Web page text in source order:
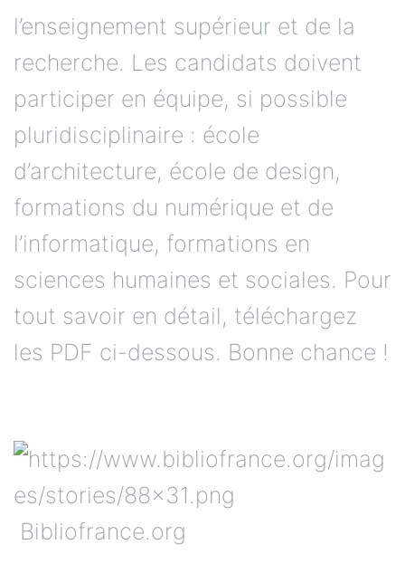
l’enseignement supérieur et de la
recherche. Les candidats doivent
participer en équipe, si possible
pluridisciplinaire : école
d’architecture, école de design,
formations du numérique et de
l’informatique, formations en
sciences humaines et sociales. Pour
tout savoir en détail, téléchargez
les PDF ci-dessous. Bonne chance !
Bibliofrance.org